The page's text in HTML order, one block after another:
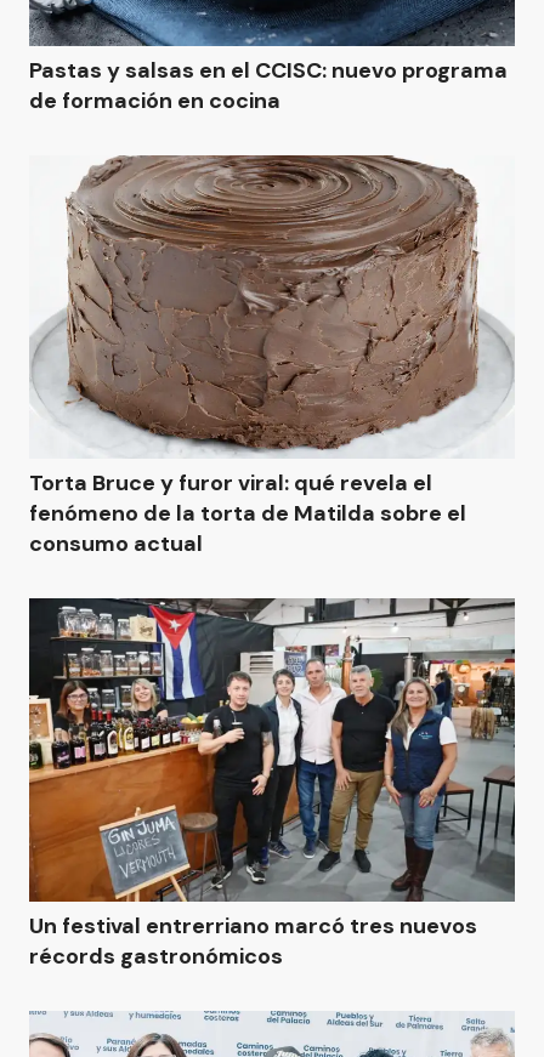
Pastas y salsas en el CCISC: nuevo programa
de formación en cocina
Torta Bruce y furor viral: qué revela el
fenómeno de la torta de Matilda sobre el
consumo actual
Un festival entrerriano marcó tres nuevos
récords gastronómicos